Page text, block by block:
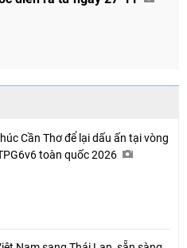
Cần Thơ để lại dấu ấn tại vòng
toàn quốc 2026